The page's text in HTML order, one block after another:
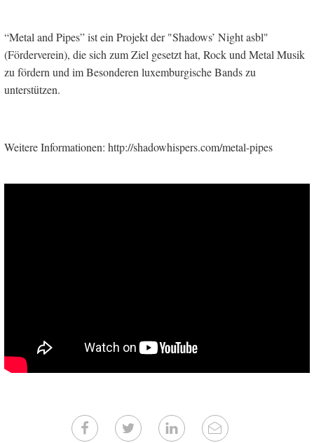
“Metal and Pipes” ist ein Projekt der "Shadows’ Night asbl"
(Förderverein), die sich zum Ziel gesetzt hat, Rock und Metal Musik
zu fördern und im Besonderen luxemburgische Bands zu
unterstützen.
Weitere Informationen: http://shadowhispers.com/metal-pipes